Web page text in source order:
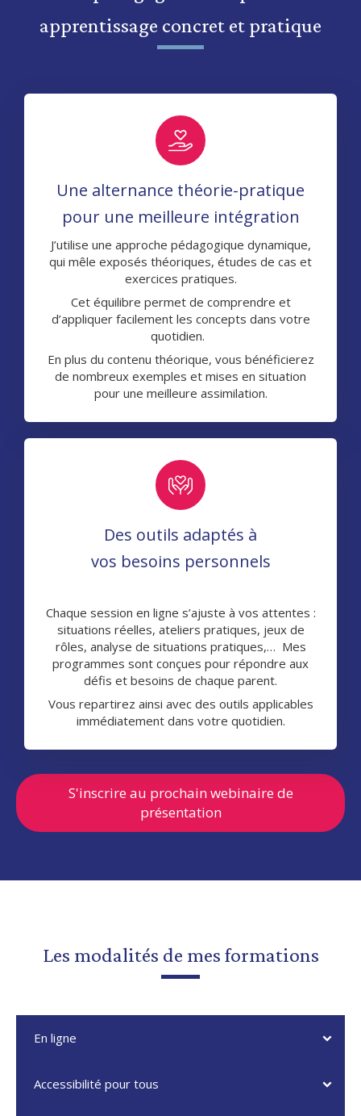
apprentissage concret et pratique
Une alternance théorie-pratique
pour une meilleure intégration
J’utilise une approche pédagogique dynamique,
qui mêle exposés théoriques, études de cas et
exercices pratiques.
Cet équilibre permet de comprendre et
d’appliquer facilement les concepts dans votre
quotidien.
En plus du contenu théorique, vous bénéficierez
de nombreux exemples et mises en situation
pour une meilleure assimilation.
Des outils adaptés à
vos besoins personnels
Chaque session en ligne s’ajuste à vos attentes :
situations réelles, ateliers pratiques, jeux de
rôles, analyse de situations pratiques,… Mes
programmes sont conçues pour répondre aux
défis et besoins de chaque parent.
Vous repartirez ainsi avec des outils applicables
immédiatement dans votre quotidien.
S'inscrire au prochain webinaire de
présentation
Les modalités de mes formations
En ligne
Accessibilité pour tous